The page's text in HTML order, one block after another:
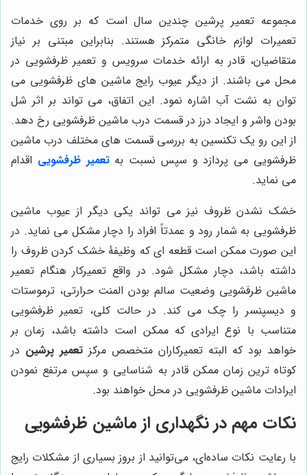
مجموعه تعمیر پرشین چندین سال است که بر روی خدمات
تعمیرات لوازم خانگی متمرکز هستند. بنابراین مبتنی بر نیاز
متقاضیان، قادر به ارائه خدمات سرویس و تعمیر ظرفشویی در
محل می باشند. از دیگر عیوب رایج ماشین های ظرفشویی می
توان به نشت آب اشاره نمود. این اتفاق، می تواند بر اثر شل
بودن واشر و ایجاد درز در قسمت درب ماشین ظرفشویی رخ دهد.
از این رو یک تکنسین به بررسی قسمت های مختلف درب ماشین
ظرفشویی می پردازد و سپس نسبت بهتعمیر ظرفشویی اقدام
می نماید.
خشک نشدن ظروف نیز می تواند یکی دیگر از عیوب ماشین
ظرفشویی به شمار رود و عمدتاً افراد را دچار مشکل می نماید. در
این صورت ممکن است قطعه ای که وظیفۀ خشک کردن ظروف را
داشته باشد، دچار مشکل شود. در واقع تعمیرکار هنگام تعمیر
ماشین ظرفشویی وضعیت سالم بودن المنت حرارتی، ترموستات
و دیسپنسر را چک می کند. در حالت کلی، تعمیر ظرفشویی
متناسب با نوع ایرادی که ممکن است داشته باشد، زمان بر
خواهد بود که البته تعمیرکاران متخصص مرکز تعمیر پرشین در
کوتاه ترین زمان ممکن قادر به شناسایی و سپس مرتفع نمودن
ایرادات ماشین ظرفشویی در محل خواهند بود.
نکات مهم در نگهداری از ماشین ظرفشویی
با رعایت نکات ساده‌ای، می‌توانید از بروز بسیاری از مشکلات رایج